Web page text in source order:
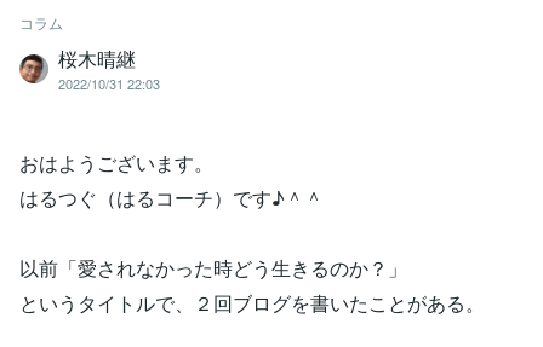
コラム
桜木晴継
2022/10/31 22:03
おはようございます。
はるつぐ（はるコーチ）です♪＾＾
以前「愛されなかった時どう生きるのか？」
というタイトルで、２回ブログを書いたことがある。